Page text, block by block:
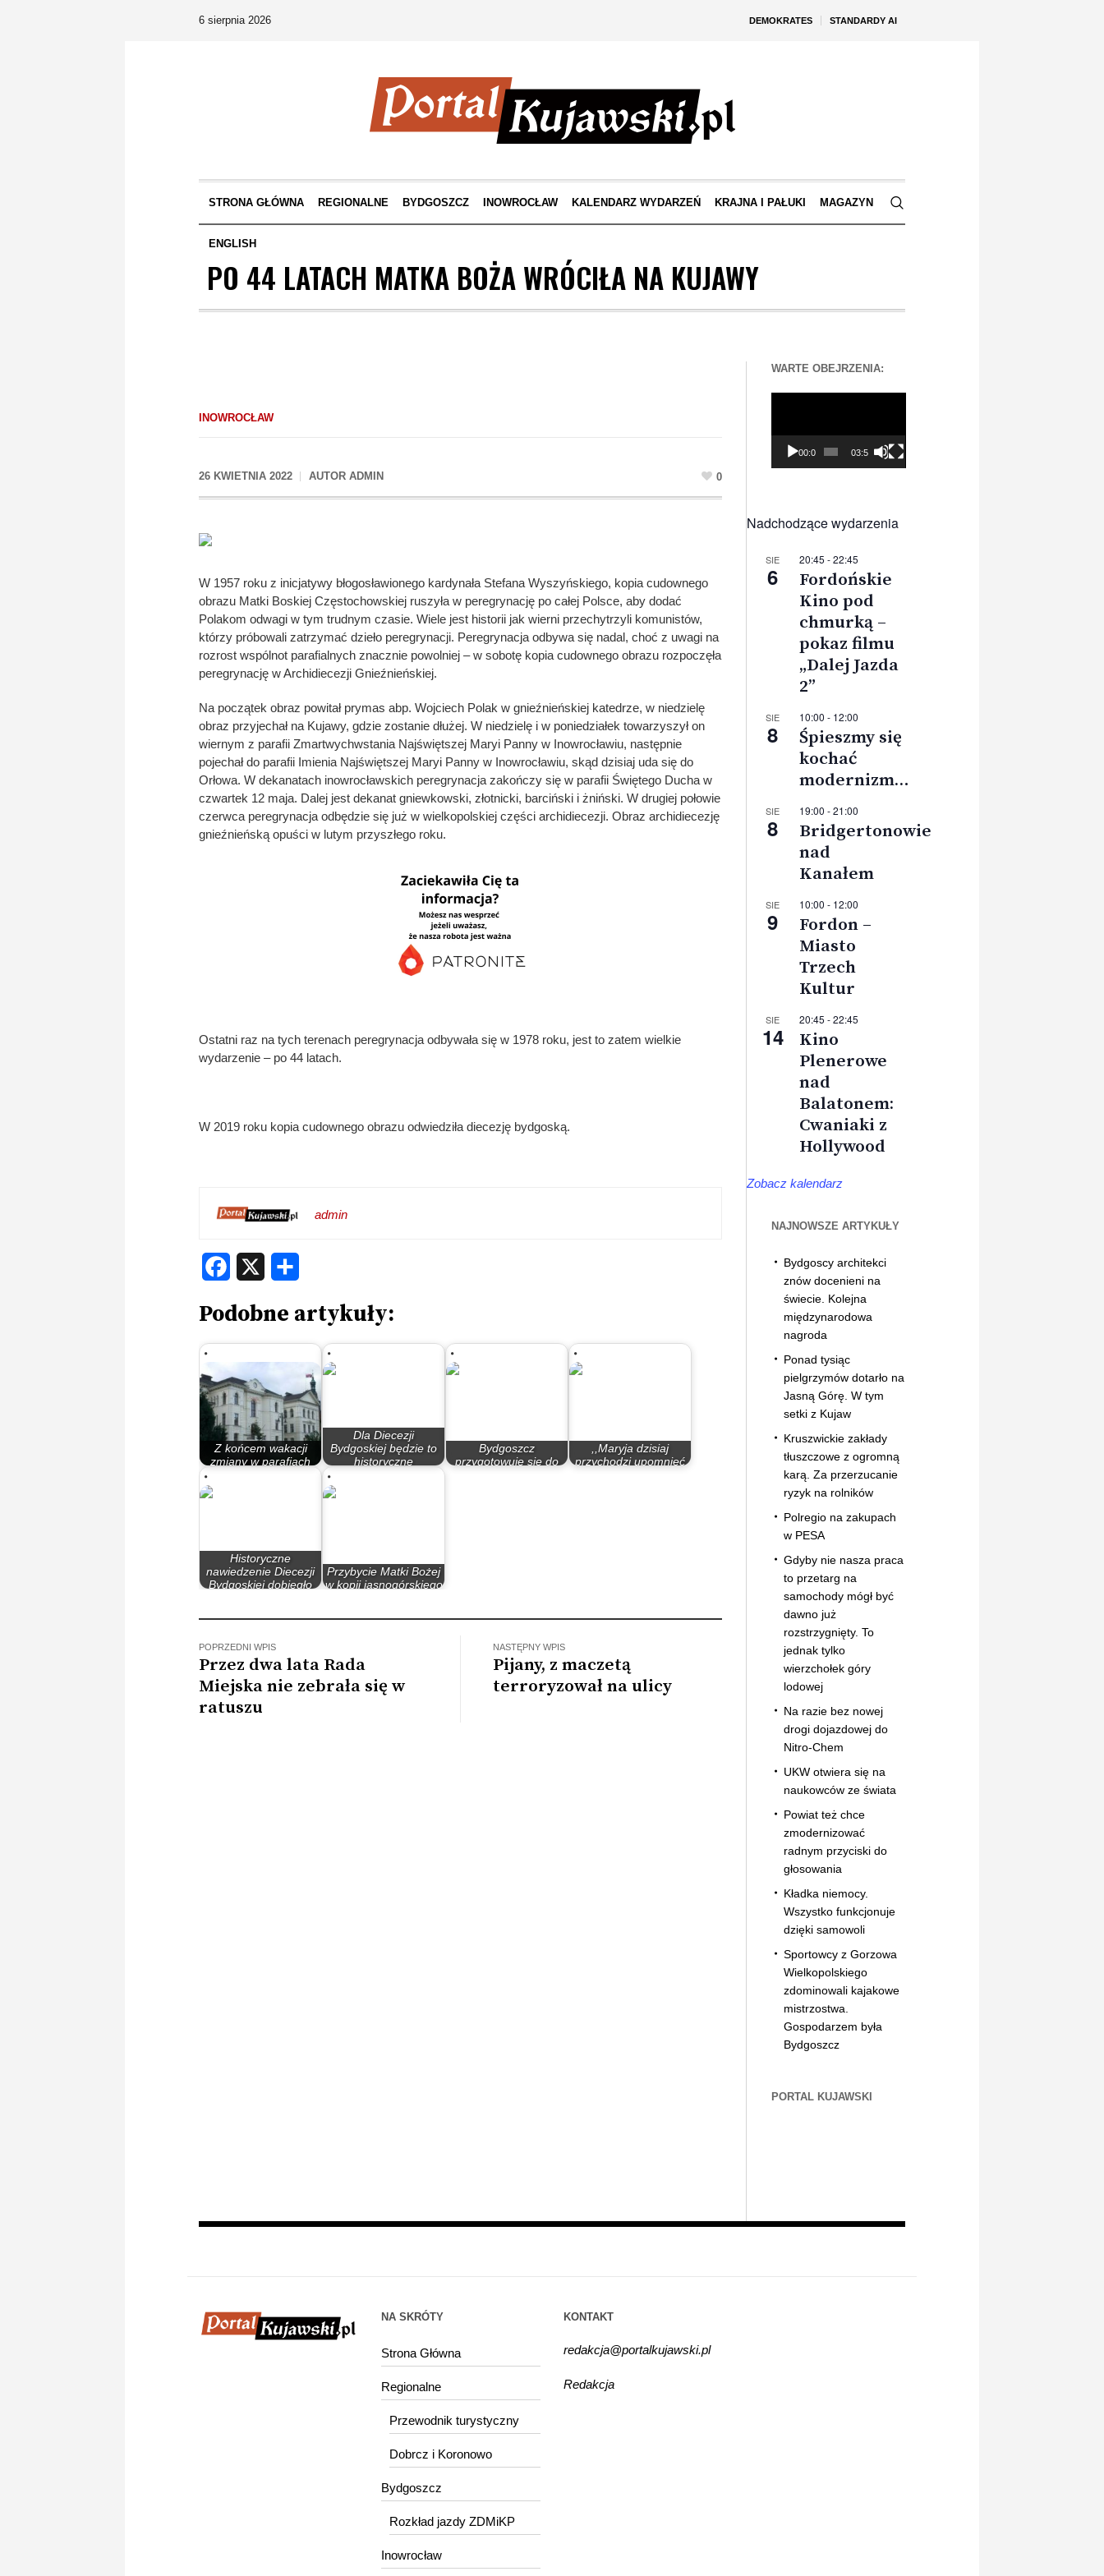
DEMOKRATES STANDARDY AI
6 sierpnia 2026
STRONA GŁÓWNA REGIONALNE BYDGOSZCZ INOWROCŁAW KALENDARZ WYDARZEŃ KRAJNA I PAŁUKI MAGAZYN
ENGLISH
PO 44 LATACH MATKA BOŻA WRÓCIŁA NA KUJAWY
INOWROCŁAW
26 KWIETNIA 2022 AUTOR ADMIN 0
W 1957 roku z inicjatywy błogosławionego kardynała Stefana Wyszyńskiego, kopia cudownego
obrazu Matki Boskiej Częstochowskiej ruszyła w peregrynację po całej Polsce, aby dodać
Polakom odwagi w tym trudnym czasie. Wiele jest historii jak wierni przechytrzyli komunistów,
którzy próbowali zatrzymać dzieło peregrynacji. Peregrynacja odbywa się nadal, choć z uwagi na
rozrost wspólnot parafialnych znacznie powolniej – w sobotę kopia cudownego obrazu rozpoczęła
peregrynację w Archidiecezji Gnieźnieńskiej.
Na początek obraz powitał prymas abp. Wojciech Polak w gnieźnieńskiej katedrze, w niedzielę
obraz przyjechał na Kujawy, gdzie zostanie dłużej. W niedzielę i w poniedziałek towarzyszył on
wiernym z parafii Zmartwychwstania Najświętszej Maryi Panny w Inowrocławiu, następnie
pojechał do parafii Imienia Najświętszej Maryi Panny w Inowrocławiu, skąd dzisiaj uda się do
Orłowa. W dekanatach inowrocławskich peregrynacja zakończy się w parafii Świętego Ducha w
czwartek 12 maja. Dalej jest dekanat gniewkowski, złotnicki, barciński i żniński. W drugiej połowie
czerwca peregrynacja odbędzie się już w wielkopolskiej części archidiecezji. Obraz archidiecezję
gnieźnieńską opuści w lutym przyszłego roku.
Ostatni raz na tych terenach peregrynacja odbywała się w 1978 roku, jest to zatem wielkie
wydarzenie – po 44 latach.
W 2019 roku kopia cudownego obrazu odwiedziła diecezję bydgoską.
admin
Facebook
Podobne artykuły:
Z końcem wakacji
zmiany w parafiach
Dla Diecezji
Bydgoskiej będzie to
historyczne
Bydgoszcz
przygotowuje się do
,,Maryja dzisiaj
przychodzi upomnieć
Historyczne
nawiedzenie Diecezji
Bydgoskiej dobiegło
Przybycie Matki Bożej
w kopii jasnogórskiego
POPRZEDNI WPIS
Przez dwa lata Rada
Miejska nie zebrała się w
ratuszu
NASTĘPNY WPIS
Pijany, z maczetą
terroryzował na ulicy
WARTE OBEJRZENIA:
00:00 03:56
Nadchodzące wydarzenia
SIE
6
20:45 -22:45
Fordońskie
Kino pod
chmurką –
pokaz filmu
„Dalej Jazda
2”
SIE
8
10:00 - 12:00
Śpieszmy się
kochać
modernizm…
SIE
8
19:00 -21:00
Bridgertonowie
nad
Kanałem
SIE
9
10:00 - 12:00
Fordon –
Miasto
Trzech
Kultur
SIE
14
20:45 -22:45
Kino
Plenerowe
nad
Balatonem:
Cwaniaki z
Hollywood
Zobacz kalendarz
NAJNOWSZE ARTYKUŁY
Bydgoscy architekci
znów docenieni na
świecie. Kolejna
międzynarodowa
nagroda
Ponad tysiąc
pielgrzymów dotarło na
Jasną Górę. W tym
setki z Kujaw
Kruszwickie zakłady
tłuszczowe z ogromną
karą. Za przerzucanie
ryzyk na rolników
Polregio na zakupach
w PESA
Gdyby nie nasza praca
to przetarg na
samochody mógł być
dawno już
rozstrzygnięty. To
jednak tylko
wierzchołek góry
lodowej
Na razie bez nowej
drogi dojazdowej do
Nitro-Chem
UKW otwiera się na
naukowców ze świata
Powiat też chce
zmodernizować
radnym przyciski do
głosowania
Kładka niemocy.
Wszystko funkcjonuje
dzięki samowoli
Sportowcy z Gorzowa
Wielkopolskiego
zdominowali kajakowe
mistrzostwa.
Gospodarzem była
Bydgoszcz
PORTAL KUJAWSKI
NA SKRÓTY
Strona Główna
Regionalne
Przewodnik turystyczny
Dobrcz i Koronowo
Bydgoszcz
Rozkład jazdy ZDMiKP
Inowrocław
KONTAKT
redakcja@portalkujawski.pl
Redakcja